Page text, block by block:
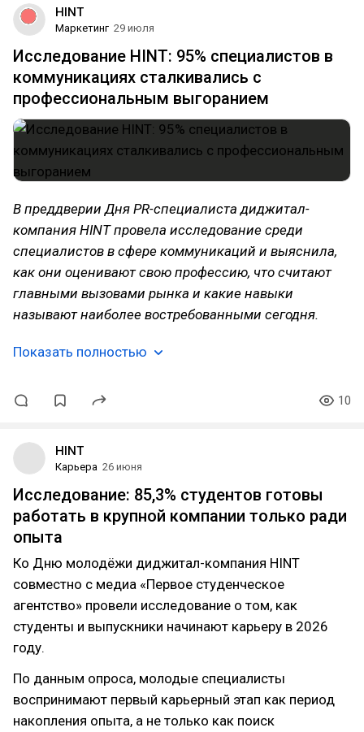
HINT
Маркетинг 29 июля
Исследование HINT: 95% специалистов в
коммуникациях сталкивались с
профессиональным выгоранием
В преддверии Дня PR-специалиста диджитал-
компания HINT провела исследование среди
специалистов в сфере коммуникаций и выяснила,
как они оценивают свою профессию, что считают
главными вызовами рынка и какие навыки
называют наиболее востребованными сегодня.
Показать полностью
10
HINT
Карьера 26 июня
Исследование: 85,3% студентов готовы
работать в крупной компании только ради
опыта
Ко Дню молодёжи диджитал-компания HINT
совместно с медиа «Первое студенческое
агентство» провели исследование о том, как
студенты и выпускники начинают карьеру в 2026
году.
По данным опроса, молодые специалисты
воспринимают первый карьерный этап как период
накопления опыта, а не только как поиск